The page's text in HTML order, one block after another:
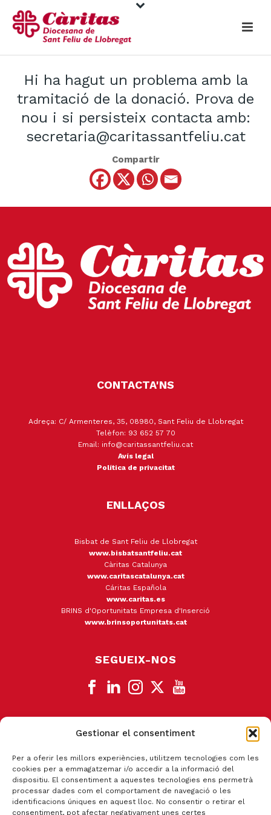
Gestionar el consentiment
Per a oferir les millors experiències, utilitzem tecnologies com les
cookies per a emmagatzemar i/o accedir a la informació del
dispositiu. El consentiment a aquestes tecnologies ens permetrà
processar dades com el comportament de navegació o les
identificacions úniques en aquest lloc. No consentir o retirar el
consentiment, pot afectar negativament unes certes
Hi ha hagut un problema amb la
tramitació de la donació. Prova de
nou i si persisteix contacta amb:
secretaria@caritassantfeliu.cat
Compartir
CONTACTA'NS
Adreça: C/ Armenteres, 35, 08980, Sant Feliu de Llobregat
Telèfon: 93 652 57 70
Email: info@caritassantfeliu.cat
Avís legal
Política de privacitat
ENLLAÇOS
Bisbat de Sant Feliu de Llobregat
www.bisbatsantfeliu.cat
Càritas Catalunya
www.caritascatalunya.cat
Cáritas Española
www.caritas.es
BRINS d'Oportunitats Empresa d'Inserció
www.brinsoportunitats.cat
SEGUEIX-NOS
CANAL DE DENÚNCIA